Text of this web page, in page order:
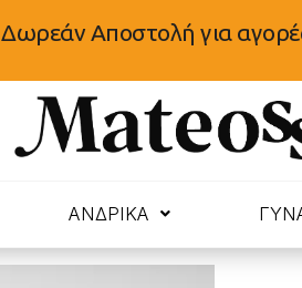
Δωρεάν Αποστολή για
ΑΝΔΡΙΚΑ